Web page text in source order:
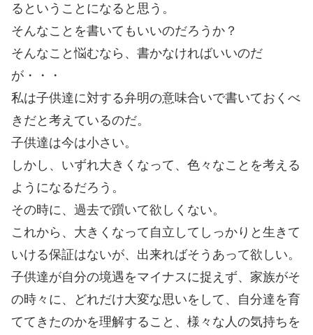
るということになると思う。
そんなことを書いてもいいのだろうか？
そんなこと悩むなら、書かなければいいのだ
が・・・
私は子供達に対する弁明の意味合いで書いておくべ
きだと考えているのだ。
子供達は今は小さい。
しかし、いずれ大きくなって、色々なことを考える
ようになるだろう。
その時に、過去で躓いて欲しくない。
これから、大きくなって自立してしっかりと生きて
いける保証はないが、出来ればそうあって欲しい。
子供達が自分の境遇をマイナスに捉えず、家族がそ
の時々に、どれだけ大変な思いをして、自分達を育
ててきたのかを理解すること、様々な人の気持ちを